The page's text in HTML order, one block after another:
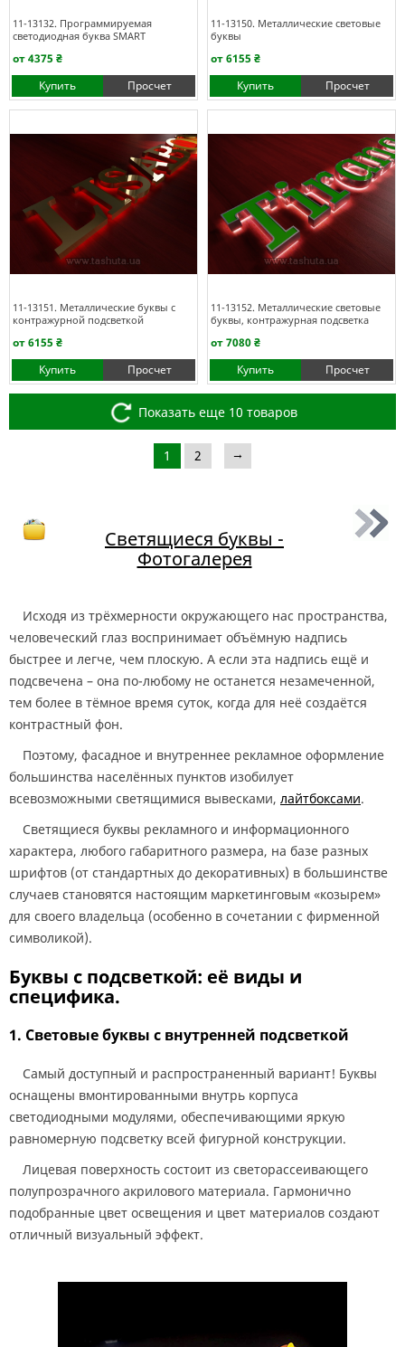
11-13132. Программируемая
светодиодная буква SMART
от 4375 ₴
Купить
Просчет
11-13150. Металлические световые
буквы
от 6155 ₴
Купить
Просчет
11-13151. Металлические буквы c
контражурной подсветкой
от 6155 ₴
Купить
Просчет
11-13152. Металлические световые
буквы, контражурная подсветка
от 7080 ₴
Купить
Просчет
Показать еще 10 товаров
1 2 →
Светящиеся буквы -
Фотогалерея
Исходя из трёхмерности окружающего нас пространства,
человеческий глаз воспринимает объёмную надпись
быстрее и легче, чем плоскую. А если эта надпись ещё и
подсвечена – она по-любому не останется незамеченной,
тем более в тёмное время суток, когда для неё создаётся
контрастный фон.
Поэтому, фасадное и внутреннее рекламное оформление
большинства населённых пунктов изобилует
всевозможными светящимися вывесками, лайтбоксами.
Светящиеся буквы рекламного и информационного
характера, любого габаритного размера, на базе разных
шрифтов (от стандартных до декоративных) в большинстве
случаев становятся настоящим маркетинговым «козырем»
для своего владельца (особенно в сочетании с фирменной
символикой).
Буквы с подсветкой: её виды и
специфика.
1. Световые буквы с внутренней подсветкой
Самый доступный и распространенный вариант! Буквы
оснащены вмонтированными внутрь корпуса
светодиодными модулями, обеспечивающими яркую
равномерную подсветку всей фигурной конструкции.
Лицевая поверхность состоит из светорассеивающего
полупрозрачного акрилового материала. Гармонично
подобранные цвет освещения и цвет материалов создают
отличный визуальный эффект.